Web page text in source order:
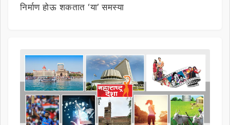
निर्माण होऊ शकतात ‘या’ समस्या